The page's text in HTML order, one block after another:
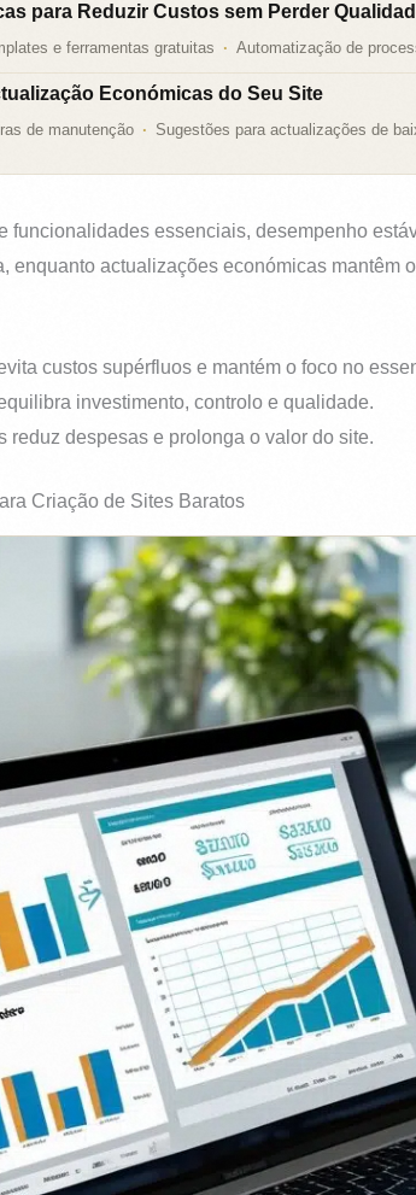
para Reduzir Custos sem Perder
e ferramentas gratuitas Automatização de
Económicas do Seu Site
de manutenção Sugestões para actualizações de
funcionalidades essenciais, desempenho
enquanto actualizações económicas mantêm
custos supérfluos e mantém o foco no
investimento, controlo e qualidade.
reduz despesas e prolonga o valor do site.
Criação de Sites Baratos